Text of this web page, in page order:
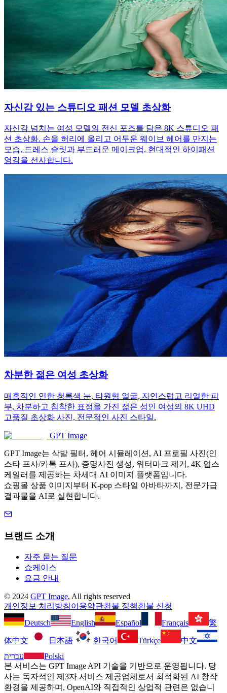
자신감 있는 스튜디오 패션 모델 초상화
자신감 넘치는 여성 모델의 전신 포즈를 담은 8K 스튜디오 패
션 초상화. 손을 허리에 올리고 어두운 웨이브 헤어를 만지는
모습, 드레스 슬릿과 부드러운 메이크업, 현대적인 하이패션
영감을 선사합니다.
차분한 젊은 여성 초상화
매혹적인 연한 청록색 눈, 타원형 얼굴, 자연스럽고 리얼한 피
부, 차분하고 침착한 표정을 가진 젊은 성인 여성의 8K UHD
고품질 초상화 사진, 전문적인 사진 스타일.
GPT Image
GPT Image는 삭발 필터, 헤어 시뮬레이션, AI 프로필 사진(인
스타 프사/카톡 프사), 증명사진 생성, 워터마크 제거, 4K 업스
케일러를 제공하는 차세대 AI 이미지 플랫폼입니다.
쇼핑몰 상품 이미지부터 K-pop 스타일 아바타까지, 전문가급
결과물을 AI로 실현합니다.
브랜드 소개
자주 묻는 질문
쇼케이스
요금 안내
© 2024 GPT Image, All rights reserved
개인정보 처리방침이용약관환불 정책환불 신청
Deutsch
English Español Français 繁
体中文 日本語 한국어 Türkçe
中文
עברית
Polski
본 서비스는 GPT Image API 기술을 기반으로 운영됩니다. 당
사는 독자적인 제3자 서비스 제공업체로서 최적화된 AI 창작
환경을 제공하며, OpenAI와 직접적인 상업적 관련은 없습니